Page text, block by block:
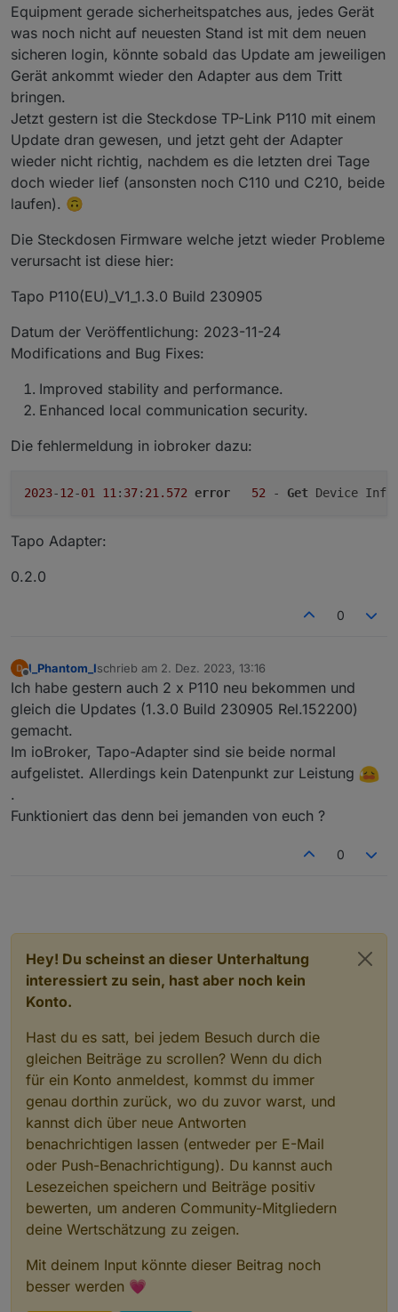
Equipment gerade sicherheitspatches aus, jedes Gerät
was noch nicht auf neuesten Stand ist mit dem neuen
sicheren login, könnte sobald das Update am jeweiligen
Gerät ankommt wieder den Adapter aus dem Tritt
bringen.
Jetzt gestern ist die Steckdose TP-Link P110 mit einem
Update dran gewesen, und jetzt geht der Adapter
wieder nicht richtig, nachdem es die letzten drei Tage
doch wieder lief (ansonsten noch C110 und C210, beide
laufen). 🙃
Die Steckdosen Firmware welche jetzt wieder Probleme
verursacht ist diese hier:
Tapo P110(EU)_V1_1.3.0 Build 230905
Datum der Veröffentlichung: 2023-11-24
Modifications and Bug Fixes:
Improved stability and performance.
Enhanced local communication security.
Die fehlermeldung in iobroker dazu:
2023-12-01 11 : 37: 21.572 error 52 - Get
Tapo Adapter:
0.2.0
0
Offline
I_Phantom_Ischrieb am 2. Dez. 2023, 13:16
zuletzt editiert von
Ich habe gestern auch 2 x P110 neu bekommen und
gleich die Updates (1.3.0 Build 230905 Rel.152200)
gemacht.
Im ioBroker, Tapo-Adapter sind sie beide normal
aufgelistet. Allerdings kein Datenpunkt zur Leistung
.
Funktioniert das denn bei jemanden von euch ?
0
Hey! Du scheinst an dieser Unterhaltung
interessiert zu sein, hast aber noch kein
Konto.
Hast du es satt, bei jedem Besuch durch die
gleichen Beiträge zu scrollen? Wenn du dich
für ein Konto anmeldest, kommst du immer
genau dorthin zurück, wo du zuvor warst, und
kannst dich über neue Antworten
benachrichtigen lassen (entweder per E-Mail
oder Push-Benachrichtigung). Du kannst auch
Lesezeichen speichern und Beiträge positiv
bewerten, um anderen Community-Mitgliedern
deine Wertschätzung zu zeigen.
Mit deinem Input könnte dieser Beitrag noch
besser werden 💗